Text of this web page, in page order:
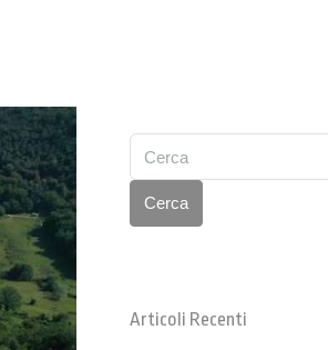
Cerca
Articoli Recenti